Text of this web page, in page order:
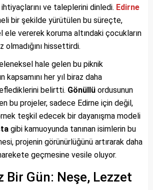
ve taleplerini dinledi. Edirne
bir şekilde yürütülen bu süreçte,
vererek koruma altındaki çocukların
olmadığını hissettirdi.
hale gelen bu piknik
kapsamını her yıl biraz daha
belirtti. Gönüllü ordusunun
bu projeler, sadece Edirne için değil,
teşkil edecek bir dayanışma modeli
gibi kamuoyunda tanınan isimlerin bu
projenin görünürlüğünü artırarak daha
geçmesine vesile oluyor.
Bir Gün: Neşe, Lezzet